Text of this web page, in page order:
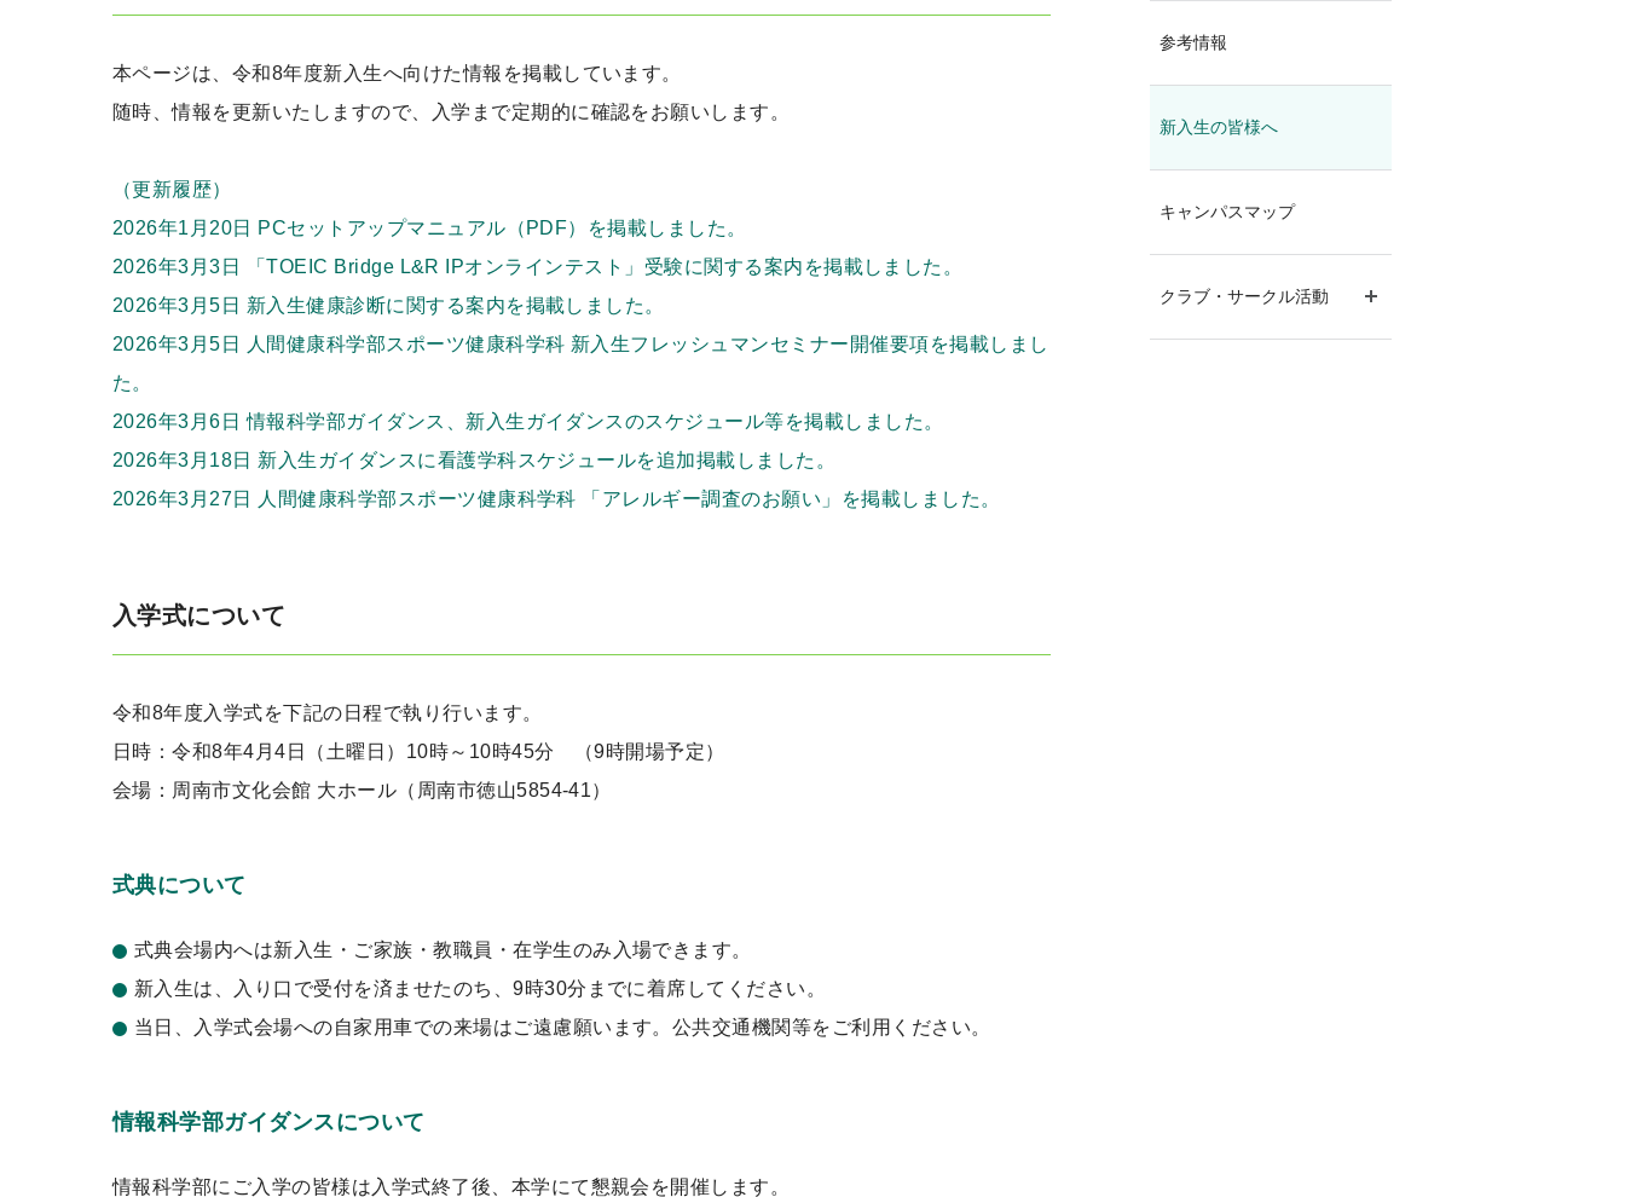
本ページは、令和8年度新入生へ向けた情報を掲載しています。
随時、情報を更新いたしますので、入学まで定期的に確認をお願いします。
（更新履歴）
2026年1月20日 PCセットアップマニュアル（PDF）を掲載しました。
2026年3月3日 「TOEIC Bridge L&R IPオンラインテスト」受験に関する案内を掲載しました。
2026年3月5日 新入生健康診断に関する案内を掲載しました。
2026年3月5日 人間健康科学部スポーツ健康科学科 新入生フレッシュマンセミナー開催要項を掲載しまし
た。
2026年3月6日 情報科学部ガイダンス、新入生ガイダンスのスケジュール等を掲載しました。
2026年3月18日 新入生ガイダンスに看護学科スケジュールを追加掲載しました。
2026年3月27日 人間健康科学部スポーツ健康科学科 「アレルギー調査のお願い」を掲載しました。
入学式について
令和8年度入学式を下記の日程で執り行います。
日時：令和8年4月4日（土曜日）10時～10時45分 （9時開場予定）
会場：周南市文化会館 大ホール（周南市徳山5854-41）
式典について
式典会場内へは新入生・ご家族・教職員・在学生のみ入場できます。
新入生は、入り口で受付を済ませたのち、9時30分までに着席してください。
当日、入学式会場への自家用車での来場はご遠慮願います。公共交通機関等をご利用ください。
情報科学部ガイダンスについて
情報科学部にご入学の皆様は入学式終了後、本学にて懇親会を開催します。
参考情報
新入生の皆様へ
キャンパスマップ
クラブ・サークル活動